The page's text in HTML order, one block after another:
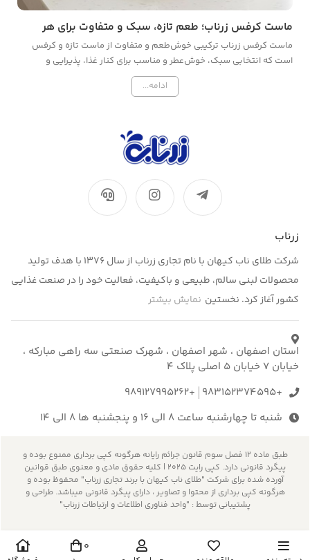
0
ماست کرفس زرناب؛ طعم تازه، سبک و متفاوت برای هر
سفره
ماست کرفس زرناب ترکیبی خوش‌طعم و متفاوت از ماست تازه و کرفس
است که انتخابی سبک، خوش‌عطر و مناسب برای کنار غذا، پذیرایی و
میان‌وعده‌های سالم به شمار می‌رود.
ادامه...
زرناب
شرکت طلای ناب کیهان با نام تجاری زرناب از سال ۱۳۷۶ با هدف تولید
محصولات لبنی سالم، طبیعی و باکیفیت، فعالیت خود را در صنعت غذایی
کشور آغاز کرد. نخستین نمایش بیشتر
استان اصفهان ، شهر اصفهان ، شهرک صنعتی سه راهی مبارکه ،
خیابان 7 خیابان 5 اصلی پلاک 4
+983152374595
+989127995262
شنبه تا چهارشنبه ساعت 8 الی 16 و پنجشنبه ها 8 الی 14
طبق ماده 12 فصل سوم قانون جرائم رایانه هرگونه کپی برداری ممنوع بوده و
پیگرد قانونی دارد. کپی رایت 2025 | کلیه حقوق مادی و معنوی طبق قوانین
آورده شده برای شرکت "طلای ناب کیهان با برند تجاری زرناب" محفوظ بوده و
هرگونه کپی برداری از محتوا و تصاویر ، دارای پیگرد قانونی میباشد. طراحی و
پشتیبانی توسط : "واحد فناوری اطلاعات و ارتباطات زرناب"